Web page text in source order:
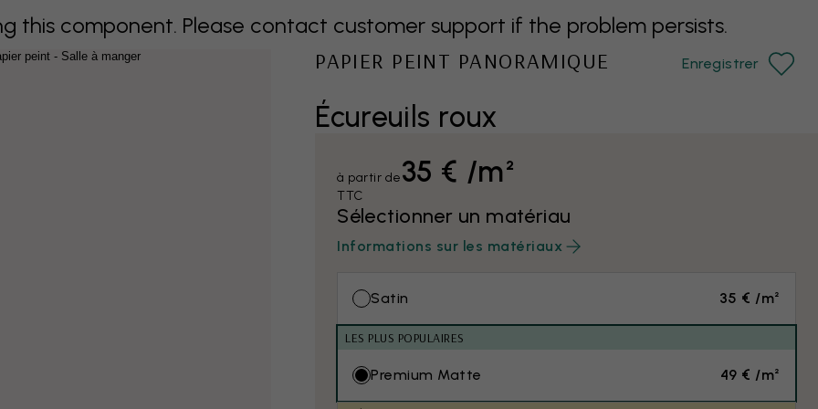
this component. Please contact customer support if the problem persists.
Écureuils roux
PAPIER PEINT PANORAMIQUE Enregistrer
à partir de35 € /m²
TTC
Sélectionner un matériau
Informations sur les matériaux
Satin 35 € /m²
LES PLUS POPULAIRES
Premium Matte 49 € /m²